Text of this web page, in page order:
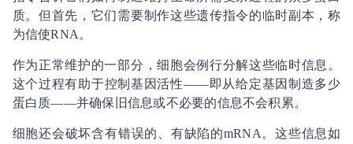
质。但首先，它们需要制作这些遗传指令的临时副本，称
为信使RNA。
作为正常维护的一部分，细胞会例行分解这些临时信息。
这个过程有助于控制基因活性——即从给定基因制造多少
蛋白质——并确保旧信息或不必要的信息不会积累。
细胞还会破坏含有错误的、有缺陷的mRNA。这些信息如